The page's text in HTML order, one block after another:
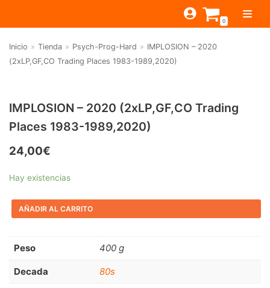
al
contenido
0
BEAT-GARAGE-RNR
JAZZ-BLUES
OFERTAS
MONTEREY
CANTINA BAR
Filtrar por
Folk-Rock-Psych
Alternative-Indie
(141)
RnB-Soul-Latin
(286)
Inicio » Tienda » Psych-Prog-Hard » IMPLOSION – 2020
(2xLP,GF,CO Trading Places 1983-1989,2020)
IMPLOSION – 2020 (2xLP,GF,CO Trading
Places 1983-1989,2020)
24,00€
Hay existencias
AÑADIR AL CARRITO
Peso 400 g
Decada 80s